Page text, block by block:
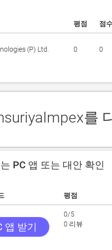
평점 점
(P) Ltd. 0 0
를
PC 앱 또는 대안 확인
평점
앱 받기
0/5
0 리뷰